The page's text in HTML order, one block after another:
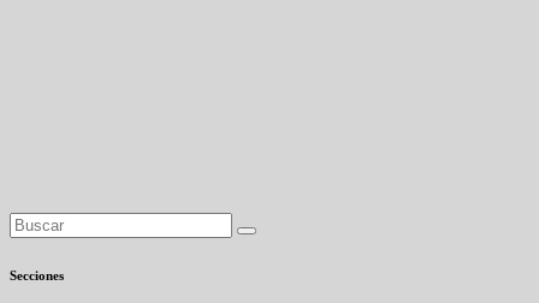
Secciones